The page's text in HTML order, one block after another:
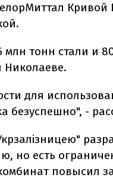
Кривой
млн тонн стали и
Николаеве.
для
безуспешно", -
но есть
повысил